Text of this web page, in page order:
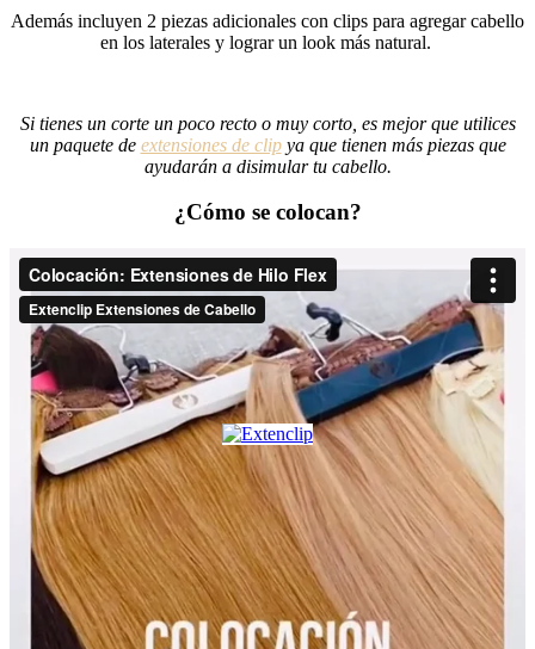
Además incluyen 2 piezas adicionales con clips para agregar cabello
en los laterales y lograr un look más natural.
Si tienes un corte un poco recto o muy corto, es mejor que utilices
un paquete de extensiones de clipya que tienen más piezas que
ayudarán a disimular tu cabello.
¿Cómo se colocan?